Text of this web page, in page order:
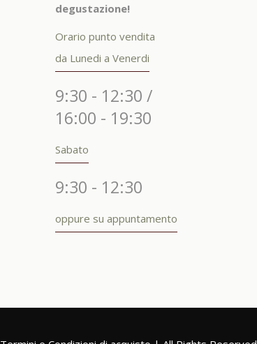
degustazione!
Orario punto vendita
da Lunedi a Venerdi
9:30 - 12:30 /
16:00 - 19:30
Sabato
9:30 - 12:30
oppure su appuntamento